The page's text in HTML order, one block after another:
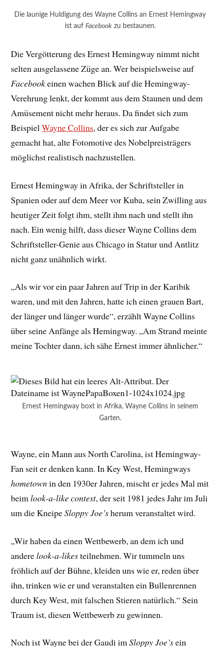
Die launige Huldigung des Wayne Collins an Ernest Hemingway
ist auf Facebookzu bestaunen.
Die Vergötterung des Ernest Hemingway nimmt nicht
selten ausgelassene Züge an. Wer beispielsweise auf
Facebookeinen wachen Blick auf die Hemingway-
Verehrung lenkt, der kommt aus dem Staunen und dem
Amüsement nicht mehr heraus. Da findet sich zum
BeispielWayne Collins, der es sich zur Aufgabe
gemacht hat, alte Fotomotive des Nobelpreisträgers
möglichst realistisch nachzustellen.
Ernest Hemingway in Afrika, der Schriftsteller in
Spanien oder auf dem Meer vor Kuba, sein Zwilling aus
heutiger Zeit folgt ihm, stellt ihm nach und stellt ihn
nach. Ein wenig hilft, dass dieser Wayne Collins dem
Schriftsteller-Genie aus Chicago in Statur und Antlitz
nicht ganz unähnlich wirkt.
„Als wir vor ein paar Jahren auf Trip in der Karibik
waren, und mit den Jahren, hatte ich einen grauen Bart,
der länger und länger wurde“, erzählt Wayne Collins
über seine Anfänge als Hemingway. „Am Strand meinte
meine Tochter dann, ich sähe Ernest immer ähnlicher.“
Ernest Hemingway boxt in Afrika, Wayne Collins in seinem
Garten.
Wayne, ein Mann aus North Carolina, ist Hemingway-
Fan seit er denken kann. In Key West, Hemingways
hometownin den 1930er Jahren, mischt er jedes Mal mit
beimlook-a-like contest, der seit 1981 jedes Jahr im Juli
um die KneipeSloppy Joe’sherum veranstaltet wird.
„Wir haben da einen Wettbewerb, an dem ich und
anderelook-a-likesteilnehmen. Wir tummeln uns
fröhlich auf der Bühne, kleiden uns wie er, reden über
ihn, trinken wie er und veranstalten ein Bullenrennen
durch Key West, mit falschen Stieren natürlich.“ Sein
Traum ist, diesen Wettbewerb zu gewinnen.
Noch ist Wayne bei der Gaudi imSloppy Joe’sein